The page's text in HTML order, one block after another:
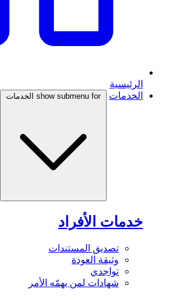
الرئيسية
الخدمات
show submenu for الخدمات
خدمات الأفراد
تصديق المستندات
وثيقة العودة
تواجدي
شهادات لمن يهمّه الأمر